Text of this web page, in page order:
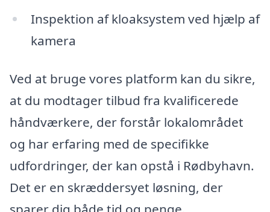
Inspektion af kloaksystem ved hjælp af
kamera
Ved at bruge vores platform kan du sikre,
at du modtager tilbud fra kvalificerede
håndværkere, der forstår lokalområdet
og har erfaring med de specifikke
udfordringer, der kan opstå i Rødbyhavn.
Det er en skræddersyet løsning, der